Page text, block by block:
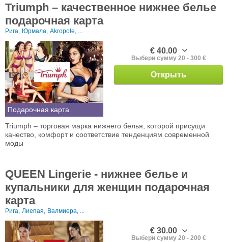
Triumph – качественное нижнее белье
подарочная карта
Рига, Юрмала, Akropole, ...
Подарочная карта
€ 40.00
Выбери сумму 20 - 300 €
Открыть
Triumph – торговая марка нижнего белья, которой присущи
качество, комфорт и соответствие тенденциям современной
моды
QUEEN Lingerie - нижнее белье и
купальники для женщин подарочная
карта
Рига, Лиепая, Валмиера, ...
€ 30.00
Выбери сумму 20 - 200 €